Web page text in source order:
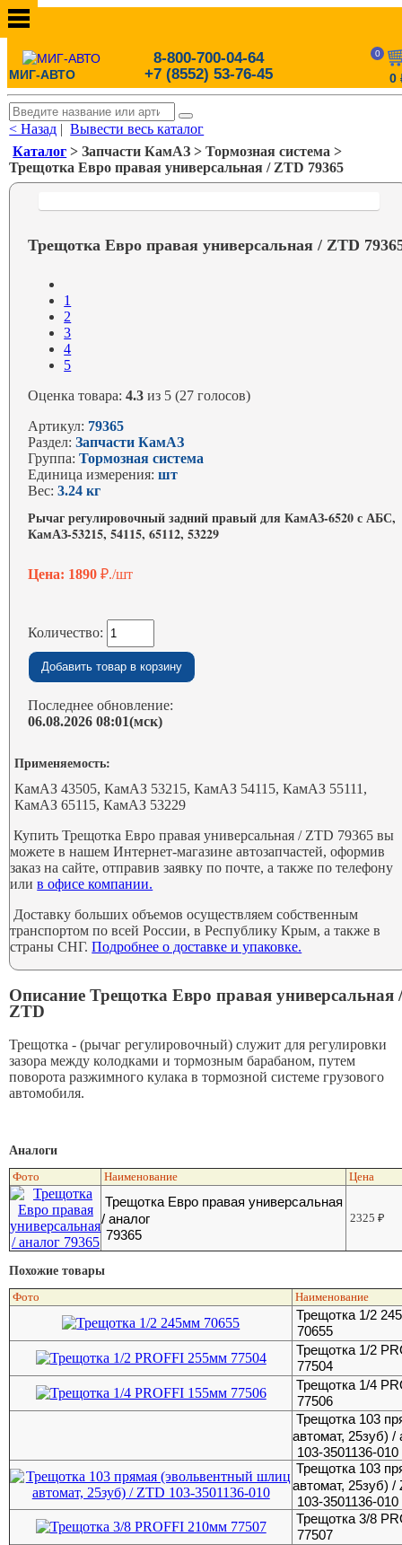
МИГ-АВТО
8-800-700-04-64
+7 (8552) 53-76-45
0
0
< Назад |Вывести весь каталог
Каталог > Запчасти КамАЗ > Тормозная система >
Трещотка Евро правая универсальная / ZTD 79365
Трещотка Евро правая универсальная / ZTD
1
2
3
4
5
Оценка товара:4.3 из 5 (27 голосов)
Артикул: 79365
Раздел:Запчасти КамАЗ
Группа:Тормозная система
Единица измерения:шт
Вес:3.24 кг
Рычаг регулировочный задний правый для КамАЗ-6520 с АБС,
КамАЗ-53215, 54115, 65112, 53229
Цена: 1890₽./шт
Количество:
Последнее обновление:
06.08.2026 08:01(мск)
Применяемость:
КамАЗ 43505, КамАЗ 53215, КамАЗ 54115, КамАЗ 55111,
КамАЗ 65115, КамАЗ 53229
Купить Трещотка Евро правая универсальная / ZTD 79365 вы
можете в нашем Интернет-магазине автозапчастей, оформив
заказ на сайте, отправив заявку по почте, а также по телефону
илив офисе компании.
Доставку больших объемов осуществляем собственным
транспортом по всей России, в Республику Крым, а также в
страны СНГ.Подробнее о доставке и упаковке.
Описание Трещотка Евро правая универсальная
ZTD
Трещотка - (рычаг регулировочный) служит для регулировки
зазора между колодками и тормозным барабаном, путем
поворота разжимного кулака в тормозной системе грузового
автомобиля.
Аналоги
Фото Наименование Цена
Трещотка Евро правая универсальная
/ аналог
79365
2325₽
Похожие товары
Фото Наименование
Трещотка 1/2
70655
Трещотка 1/2
77504
Трещотка 1/4
77506
Трещотка 103
автомат, 25зуб) /
103-3501136-010
Трещотка 103
автомат, 25зуб) /
103-3501136-010
Трещотка 3/8
77507